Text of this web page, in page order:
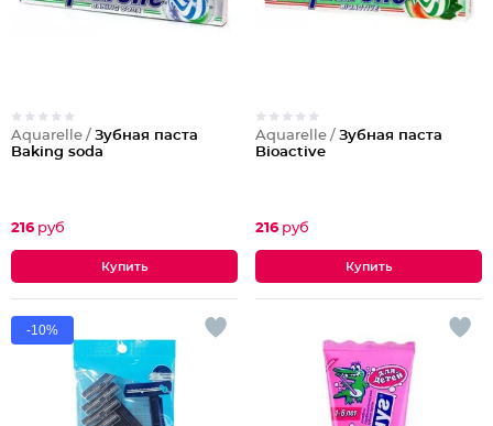
Aquarelle / Зубная паста
Baking soda
216 руб
Aquarelle / Зубная паста
Bioactive
216 руб
-10%